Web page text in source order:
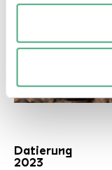
Partner für soziale
Partner führen
Daten zusammen,
Datierung
2023